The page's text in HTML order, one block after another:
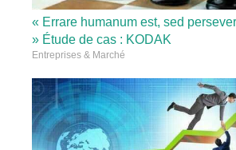
« Errare humanum est, sed
» Étude de cas : KODAK
Entreprises & Marché